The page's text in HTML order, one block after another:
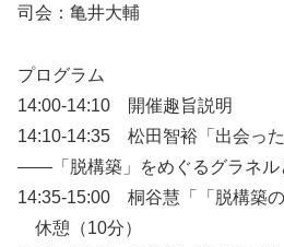
司会：亀井大輔
プログラム
14:00-14:10 開催趣旨説明
14:10-14:35 松田智裕「出会っ
――「脱構築」をめぐるグラネル
14:35-15:00 桐谷慧「「脱構築の
休憩（10分）